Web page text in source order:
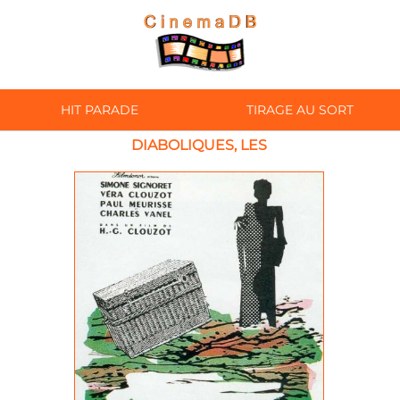
HIT PARADE TIRAGE AU SORT
DIABOLIQUES, LES